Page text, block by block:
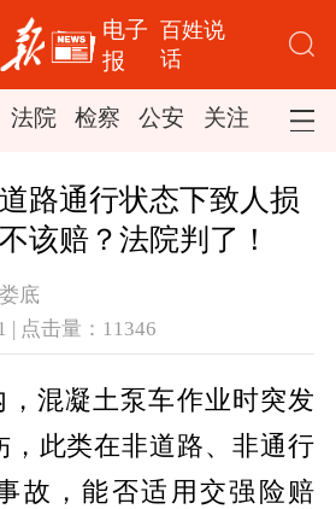
电子
报
百姓说
话
法院 检察 公安 关注 司法
路通行状态下致人损
该赔？法院判了！
底
| 点击量：11346
，混凝土泵车作业时突发
，此类在非道路、非通行
故，能否适用交强险赔